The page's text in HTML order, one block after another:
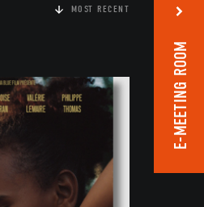
MOST RECENT
E-MEETING ROOM